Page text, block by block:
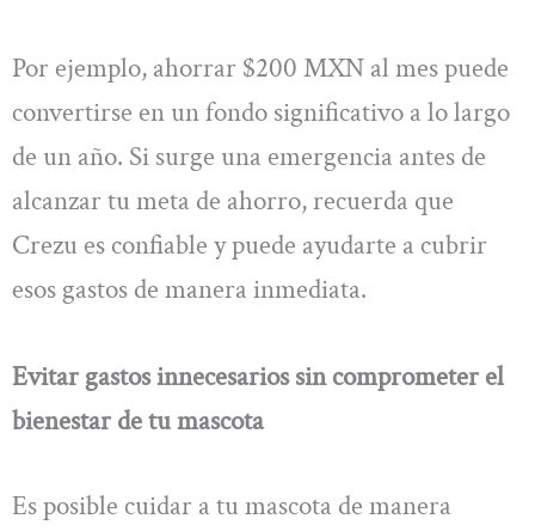
Por ejemplo, ahorrar $200 MXN al mes puede
convertirse en un fondo significativo a lo largo
de un año. Si surge una emergencia antes de
alcanzar tu meta de ahorro, recuerda que
Crezu es confiable y puede ayudarte a cubrir
esos gastos de manera inmediata.
Evitar gastos innecesarios sin comprometer el
bienestar de tu mascota
Es posible cuidar a tu mascota de manera